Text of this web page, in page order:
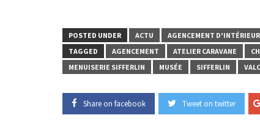
POSTED UNDER ACTU AGENCEMENT
TAGGED
AGENCEMENT ATELIER CARAVANE
MENUISERIE SIFFERLIN
MUSÉE SIFFERLIN
Share on facebook Tweet on twitter